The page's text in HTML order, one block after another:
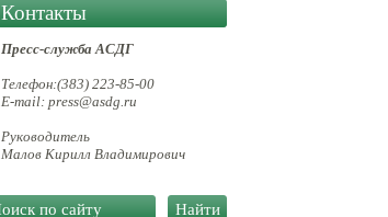
Контакты
Пресс-служба АСДГ
Телефон:(383) 223-85-00
E-mail: press@asdg.ru
Руководитель
Малов Кирилл Владимирович